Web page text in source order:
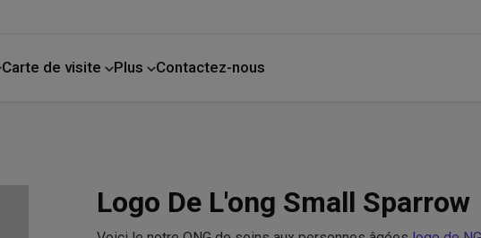
Carte de visite Plus Contactez-nous
Logo De L'ong Small Sparrow